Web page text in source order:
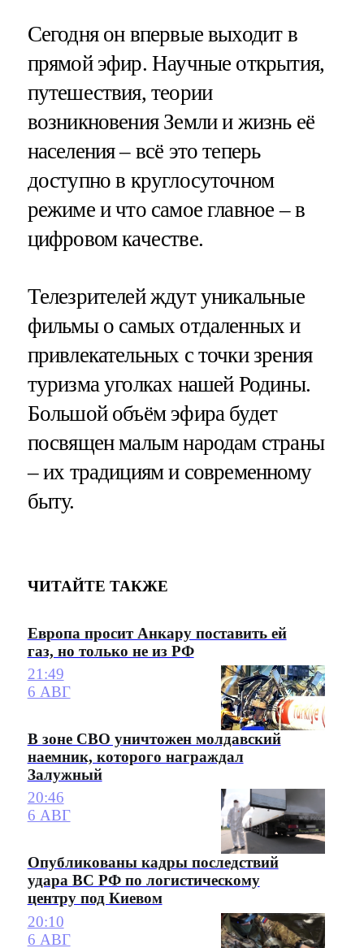
Сегодня он впервые выходит в
прямой эфир. Научные открытия,
путешествия, теории
возникновения Земли и жизнь её
населения – всё это теперь
доступно в круглосуточном
режиме и что самое главное – в
цифровом качестве.
Телезрителей ждут уникальные
фильмы о самых отдаленных и
привлекательных с точки зрения
туризма уголках нашей Родины.
Большой объём эфира будет
посвящен малым народам страны
– их традициям и современному
быту.
ЧИТАЙТЕ ТАКЖЕ
Европа просит Анкару поставить ей
газ, но только не из РФ
21:49
6 АВГ
В зоне СВО уничтожен молдавский
наемник, которого награждал
Залужный
20:46
6 АВГ
Опубликованы кадры последствий
удара ВС РФ по логистическому
центру под Киевом
20:10
6 АВГ